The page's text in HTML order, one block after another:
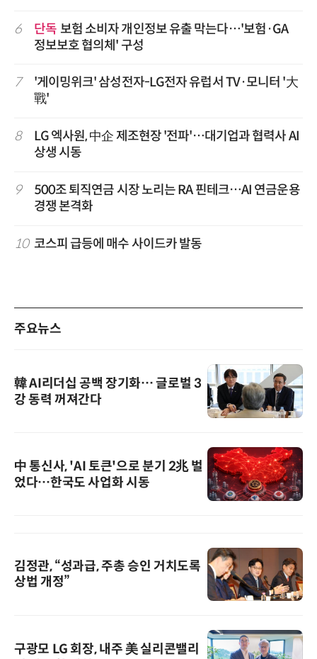
6 단독 보험 소비자 개인정보 유출 막는다…'보험·GA
정보보호 협의체' 구성
7
'게이밍위크' 삼성전자-LG전자 유럽서 TV·모니터 '大
戰'
8
LG 엑사원, 中企 제조현장 '전파'…대기업과 협력사 AI
상생 시동
9
500조 퇴직연금 시장 노리는 RA 핀테크…AI 연금운용
경쟁 본격화
10 코스피 급등에 매수 사이드카 발동
주요뉴스
韓 AI리더십 공백 장기화… 글로벌 3
강 동력 꺼져간다
中 통신사, 'AI 토큰'으로 분기 2兆 벌
었다…한국도 사업화 시동
김정관, “성과급, 주총 승인 거치도록
상법 개정”
구광모 LG 회장, 내주 美 실리콘밸리